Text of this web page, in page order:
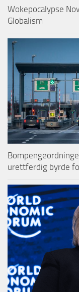
Wokepocalypse
Globalism
urettferdig byrde